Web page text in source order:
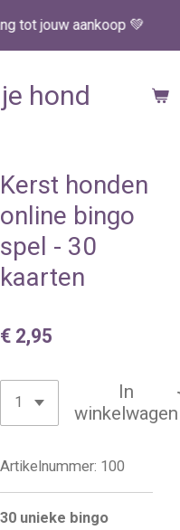
tot jouw aankoop 💚
hond
Kerst honden
online bingo
spel - 30
kaarten
€ 2,95
In
winkelwagen
Artikelnummer: 100
30 unieke bingo